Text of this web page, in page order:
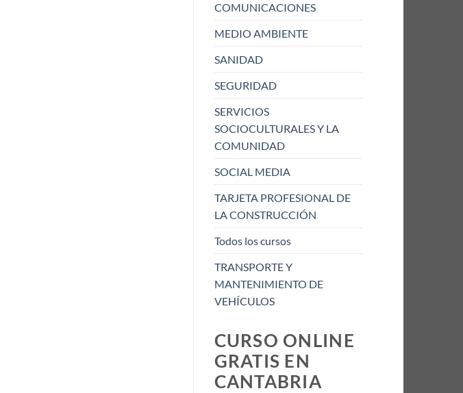
COMUNICACIONES
MEDIO AMBIENTE
SANIDAD
SEGURIDAD
SERVICIOS
SOCIOCULTURALES Y LA
COMUNIDAD
SOCIAL MEDIA
TARJETA PROFESIONAL DE
LA CONSTRUCCIÓN
Todos los cursos
TRANSPORTE Y
MANTENIMIENTO DE
VEHÍCULOS
CURSO ONLINE
GRATIS EN
CANTABRIA